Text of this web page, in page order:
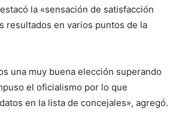
la «sensación de satisfacción
resultados en varios puntos de la
una muy buena elección superando
el oficialismo por lo que
en la lista de concejales», agregó.